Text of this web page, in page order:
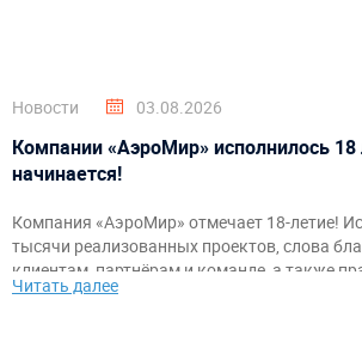
Новости 03.08.2026
Компании «АэроМир» исполнилось 18
начинается!
Компания «АэроМир» отмечает 18-летие!
тысячи реализованных проектов, слова
клиентам, партнёрам и команде, а также
самыми яркими моментами за годы работы.
Читать далее